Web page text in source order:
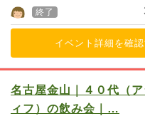
終了
イベント詳細を確
名古屋金山｜４０代（
ィフ）の飲み会｜…